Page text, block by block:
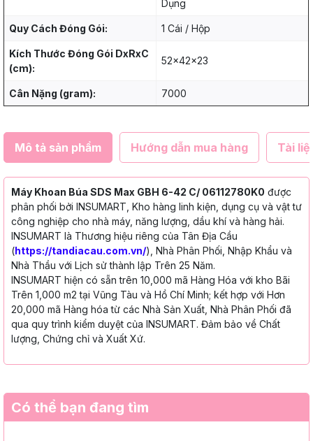
Dụng
Quy Cách Đóng Gói: 1 Cái / Hộp
Kích Thước Đóng Gói DxRxC
(cm):
52x42x23
Cân Nặng (gram): 7000
Mô tả sản phẩm Hướng dẫn mua hàng Tài
Máy Khoan Búa SDS Max GBH 6-42 C/ 06112780K0 được
phân phối bởi INSUMART, Kho hàng linh kiện, dụng cụ và vật tư
công nghiệp cho nhà máy, năng lượng, dầu khí và hàng hải.
INSUMART là Thương hiệu riêng của Tân Địa Cầu
(https://tandiacau.com.vn/), Nhà Phân Phối, Nhập Khẩu và
Nhà Thầu với Lịch sử thành lập Trên 25 Năm.
INSUMART hiện có sẵn trên 10,000 mã Hàng Hóa với kho Bãi
Trên 1,000 m2 tại Vũng Tàu và Hồ Chí Minh; kết hợp với Hơn
20,000 mã Hàng hóa từ các Nhà Sản Xuất, Nhà Phân Phối đã
qua quy trình kiểm duyệt của INSUMART. Đảm bảo về Chất
lượng, Chứng chỉ và Xuất Xứ.
Có thể bạn đang tìm